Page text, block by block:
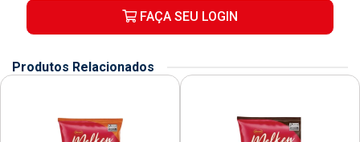
FAÇA SEU LOGIN
Produtos Relacionados